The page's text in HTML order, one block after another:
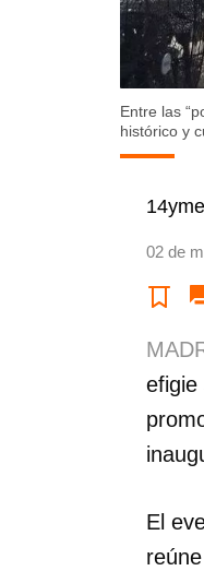
Entre las
histórico y
02 de
efigie
El